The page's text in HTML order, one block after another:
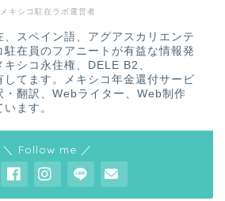
メキシコ駐在ラボ運営者
、スペイン語、アグアスカリエンテ
駐在員のフアニートが有益な情報発
シコ永住権、DELE B2、
てます。メキシコ年金還付サービ
・翻訳、Webライター、Web制作
ます。
＼ Follow me ／